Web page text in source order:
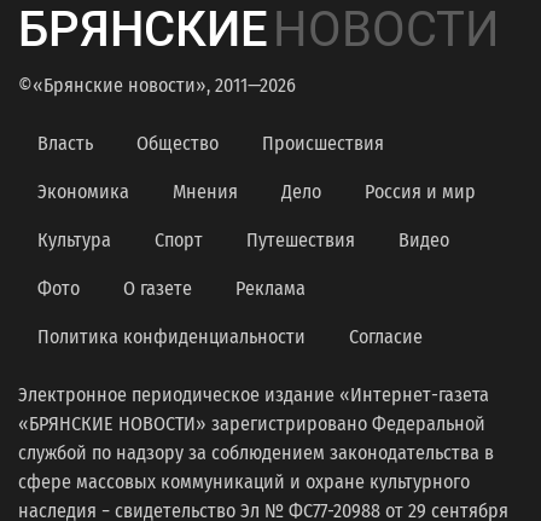
БРЯНСКИЕНОВОСТИ
©«Брянские новости», 2011—2026
Власть Общество Происшествия
Экономика Мнения Дело Россия и мир
Культура Спорт Путешествия Видео
Фото О газете Реклама
Политика конфиденциальности Согласие
Электронное периодическое издание «Интернет-газета
«БРЯНСКИЕ НОВОСТИ» зарегистрировано Федеральной
службой по надзору за соблюдением законодательства в
сфере массовых коммуникаций и охране культурного
наследия − свидетельство Эл № ФС77-20988 от 29 сентября